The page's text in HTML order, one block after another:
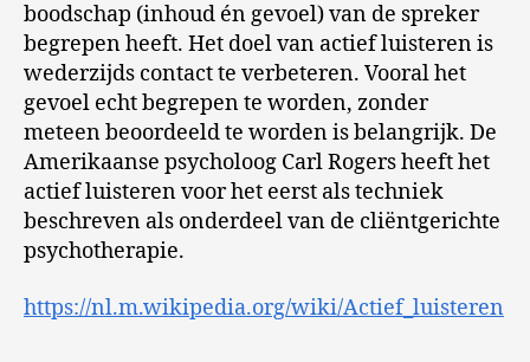
boodschap (inhoud én gevoel) van de spreker
begrepen heeft. Het doel van actief luisteren is
wederzijds contact te verbeteren. Vooral het
gevoel echt begrepen te worden, zonder
meteen beoordeeld te worden is belangrijk. De
Amerikaanse psycholoog Carl Rogers heeft het
actief luisteren voor het eerst als techniek
beschreven als onderdeel van de cliëntgerichte
psychotherapie.
https://nl.m.wikipedia.org/wiki/Actief_luisteren